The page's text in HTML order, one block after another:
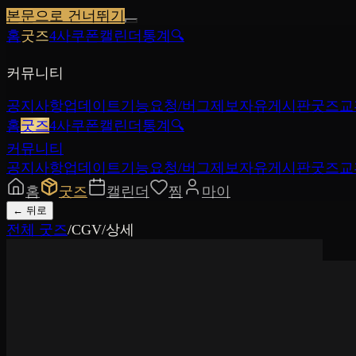
본문으로 건너뛰기
홈굿즈4사쿠폰캘린더 통계 🔍
커뮤니티
공지사항업데이트기능요청/버그제보자유게시판굿즈
홈굿즈4사쿠폰캘린더 통계 🔍
커뮤니티
공지사항업데이트기능요청/버그제보자유게시판굿즈
홈
굿즈 캘린더 찜 마이
← 뒤로
전체 굿즈/CGV/상세